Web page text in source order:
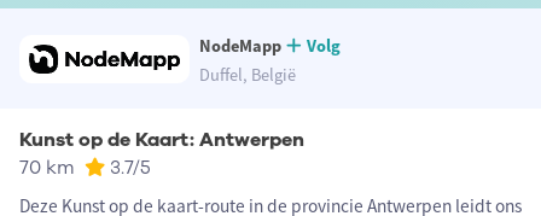
NodeMapp
Volg
Duffel, België
Kunst op de Kaart: Antwerpen
70 km 3.7/5
Deze Kunst op de kaart-route in de provincie Antwerpen leidt ons